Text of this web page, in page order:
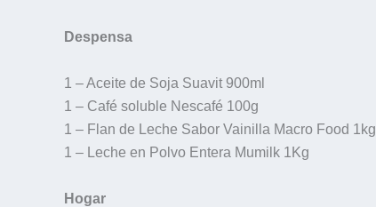
Despensa
1 – Aceite de Soja Suavit 900ml
1 – Café soluble Nescafé 100g
1 – Flan de Leche Sabor Vainilla Macro Food 1kg
1 – Leche en Polvo Entera Mumilk 1Kg
Hogar